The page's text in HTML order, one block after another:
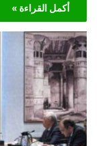
أكمل القراءة »